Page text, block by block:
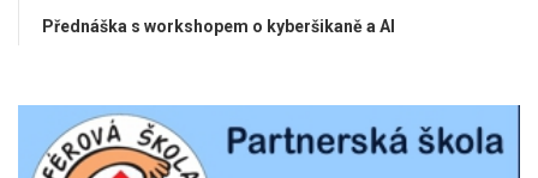
Přednáška s workshopem o kyberšikaně a AI